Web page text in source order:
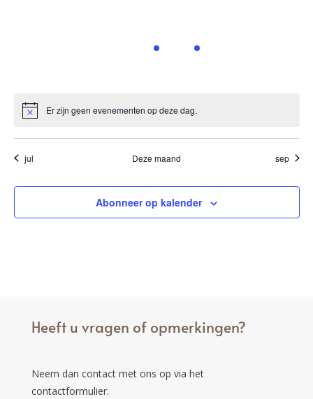
Er zijn geen evenementen op deze dag.
jul Deze maand sep
Abonneer op kalender
Heeft u vragen of opmerkingen?
Neem dan contact met ons op via het
contactformulier.